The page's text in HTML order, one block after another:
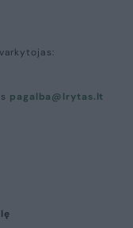
pagalba@lrytas.lt